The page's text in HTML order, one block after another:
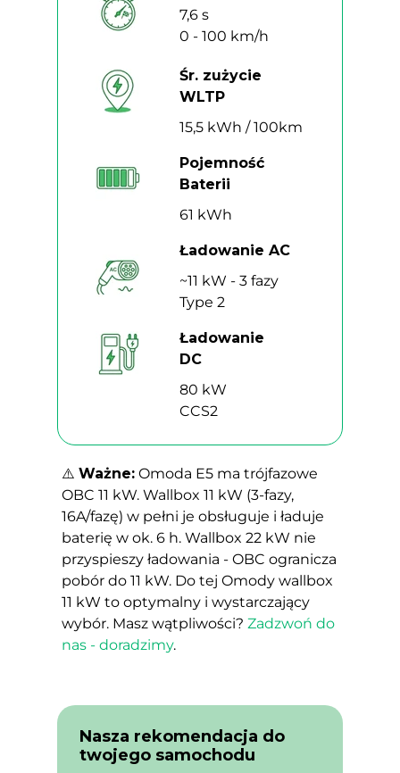
⚠️ Ważne: Omoda E5 ma trójfazowe
OBC 11 kW. Wallbox 11 kW (3-fazy,
16A/fazę) w pełni je obsługuje i ładuje
baterię w ok. 6 h. Wallbox 22 kW nie
przyspieszy ładowania - OBC ogranicza
pobór do 11 kW. Do tej Omody wallbox
11 kW to optymalny i wystarczający
wybór. Masz wątpliwości? Zadzwoń do
nas - doradzimy.
80 kW
CCS2
Ładowanie
DC
~11 kW - 3 fazy
Type 2
Ładowanie AC
61 kWh
Pojemność
Baterii
15,5 kWh / 100km
Śr. zużycie
WLTP
7,6 s
0 - 100 km/h
Nasza rekomendacja do
twojego samochodu